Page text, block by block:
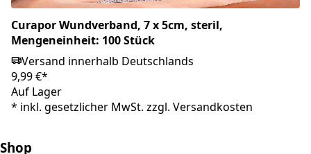
Curapor Wundverband, 7 x 5cm, steril,
Mengeneinheit: 100 Stück
Versand innerhalb Deutschlands
9,99 €*
Auf Lager
* inkl. gesetzlicher MwSt. zzgl. Versandkosten
Shop